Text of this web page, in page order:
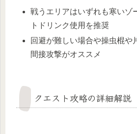
戦うエリアはいずれも寒いゾ
トドリンク使用を推奨
回避が難しい場合や操虫棍や
間接攻撃がオススメ
クエスト攻略の詳細解説